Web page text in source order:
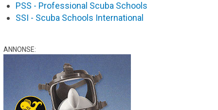
PSS - Professional Scuba Schools
SSI - Scuba Schools International
ANNONSE: